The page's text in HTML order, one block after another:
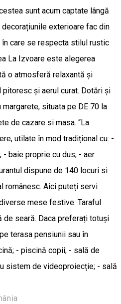
sunt acum captate lângă
exterioare fac din
care se respecta stilul rustic
La Izvoare este alegerea
o atmosferă relaxantă și
și aerul curat. Dotări și
situata pe DE 70 la
de cazare si masa. “La
utilate în mod tradițional cu: -
- baie proprie cu dus; - aer
dispune de 140 locuri si
românesc. Aici puteți servi
mese festive. Taraful
de seară. Daca preferați totuși
terasa pensiunii sau în
- piscină copii; - sală de
sistem de videoproiecție; - sală